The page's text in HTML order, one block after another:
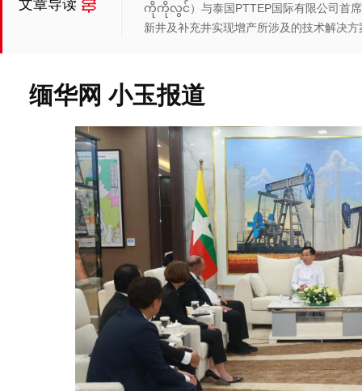
文章导读
ကိုကိုလွင်）与泰国PTTEP国际有限公司首席
新井及补充井实现增产所涉及的技术解决方
缅华网 小玉报道